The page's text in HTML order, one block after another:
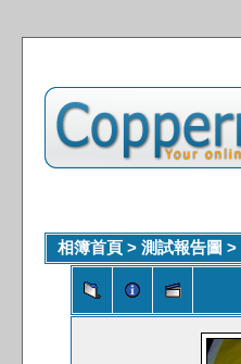
相簿首頁 > 測試報告圖 >